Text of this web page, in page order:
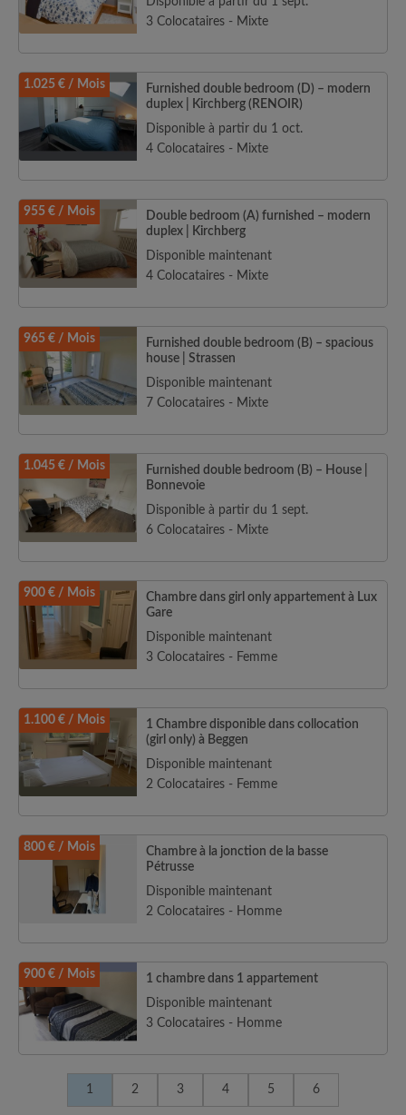
3 Colocataires - Mixte
1.025 € / Mois
Furnished double bedroom (D) – modern
duplex | Kirchberg (RENOIR)
Disponible à partir du 1 oct.
4 Colocataires - Mixte
955 € / Mois
Double bedroom (A) furnished – modern
duplex | Kirchberg
Disponible maintenant
4 Colocataires - Mixte
965 € / Mois
Furnished double bedroom (B) – spacious
house | Strassen
Disponible maintenant
7 Colocataires - Mixte
1.045 € / Mois
Furnished double bedroom (B) – House |
Bonnevoie
Disponible à partir du 1 sept.
6 Colocataires - Mixte
900 € / Mois
Chambre dans girl only appartement à Lux
Gare
Disponible maintenant
3 Colocataires - Femme
1.100 € / Mois
1 Chambre disponible dans collocation
(girl only) à Beggen
Disponible maintenant
2 Colocataires - Femme
800 € / Mois
Chambre à la jonction de la basse
Pétrusse
Disponible maintenant
2 Colocataires - Homme
900 € / Mois
1 chambre dans 1 appartement
Disponible maintenant
3 Colocataires - Homme
1 2 3 4 5 6